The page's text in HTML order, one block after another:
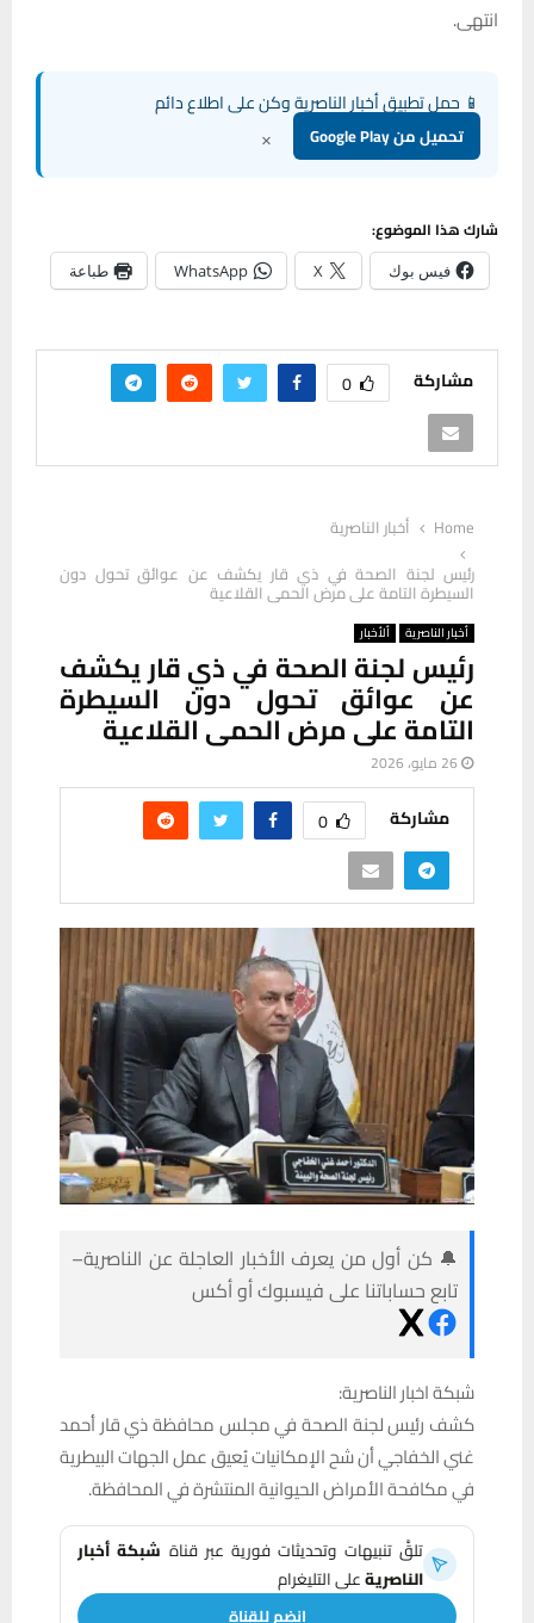
انتهى.
📱 حمل تطبيق أخبار الناصرية وكن على اطلاع دائم
تحميل من Google Play ×
شارك هذا الموضوع:
فيس بوك X
WhatsApp طباعة
مشاركة 0
Home
أخبار الناصرية
رئيس لجنة الصحة في ذي قار يكشف عن عوائق تحول دون
السيطرة التامة على مرض الحمى القلاعية
أخبار الناصرية ألأخبار
رئيس لجنة الصحة في ذي قار يكشف
عن عوائق تحول دون السيطرة
التامة على مرض الحمى القلاعية
26 مايو، 2026
مشاركة 0
🔔 كن أول من يعرف الأخبار العاجلة عن الناصرية–
تابع حساباتنا على فيسبوك أو أكس
شبكة اخبار الناصرية:
كشف رئيس لجنة الصحة في مجلس محافظة ذي قار أحمد
غني الخفاجي أن شح الإمكانيات يُعيق عمل الجهات البيطرية
في مكافحة الأمراض الحيوانية المنتشرة في المحافظة.
تلقَّ تنبيهات وتحديثات فورية عبر قناة شبكة أخبار
الناصريةعلى التليغرام
انضم للقناة